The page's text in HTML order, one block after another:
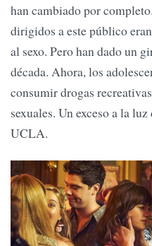
han cambiado por
dirigidos a este público
al sexo. Pero han dado un
década. Ahora, los
consumir drogas
sexuales. Un exceso a la
UCLA.